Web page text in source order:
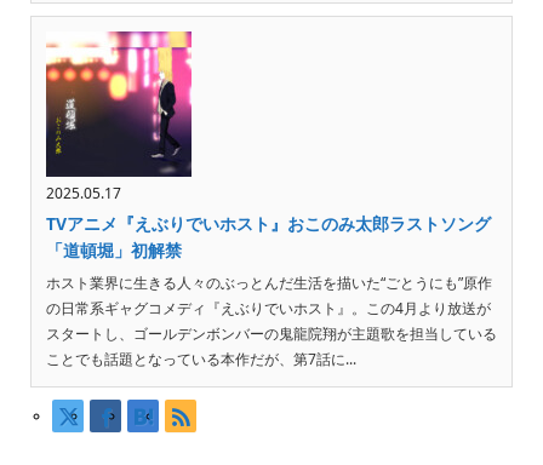
2025.05.17
TVアニメ『えぶりでいホスト』おこのみ太郎ラストソング
「道頓堀」初解禁
ホスト業界に生きる人々のぶっとんだ生活を描いた“ごとうにも”原作
の日常系ギャグコメディ『えぶりでいホスト』。この4月より放送が
スタートし、ゴールデンボンバーの鬼龍院翔が主題歌を担当している
ことでも話題となっている本作だが、第7話に...